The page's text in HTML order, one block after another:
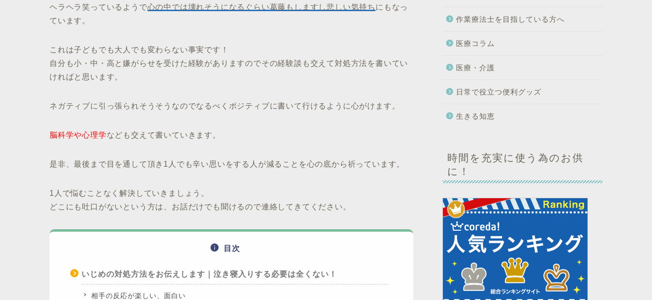
ヘラヘラ笑っているようで心の中では壊れそうになるぐらい葛藤もしますし悲しい気持ち にもなっ
ています。
これは子どもでも大人でも変わらない事実です！
自分も小・中・高と嫌がらせを受けた経験がありますのでその経験談も交えて対処方法を書いてい
ければと思います。
ネガティブに引っ張られそうそうなのでなるべくポジティブに書いて行けるように心がけます。
脳科学や心理学なども交えて書いていきます。
是非、最後まで目を通して頂き1人でも辛い思いをする人が減ることを心の底から祈っています。
1人で悩むことなく解決していきましょう。
どこにも吐口がないという方は、お話だけでも聞けるので連絡してきてください。
目次
いじめの対処方法をお伝えします｜泣き寝入りする必要は全くない！
相手の反応が楽しい、面白い
作業療法士を目指している方へ
医療コラム
医療・介護
日常で役立つ便利グッズ
生きる知恵
時間を充実に使う為のお供
に！